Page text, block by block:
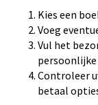
Kies een
Voeg
Vul het
Controleer
betaal